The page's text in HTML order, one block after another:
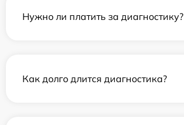
Нужно ли платить за диагностику?
Как долго длится диагностика?